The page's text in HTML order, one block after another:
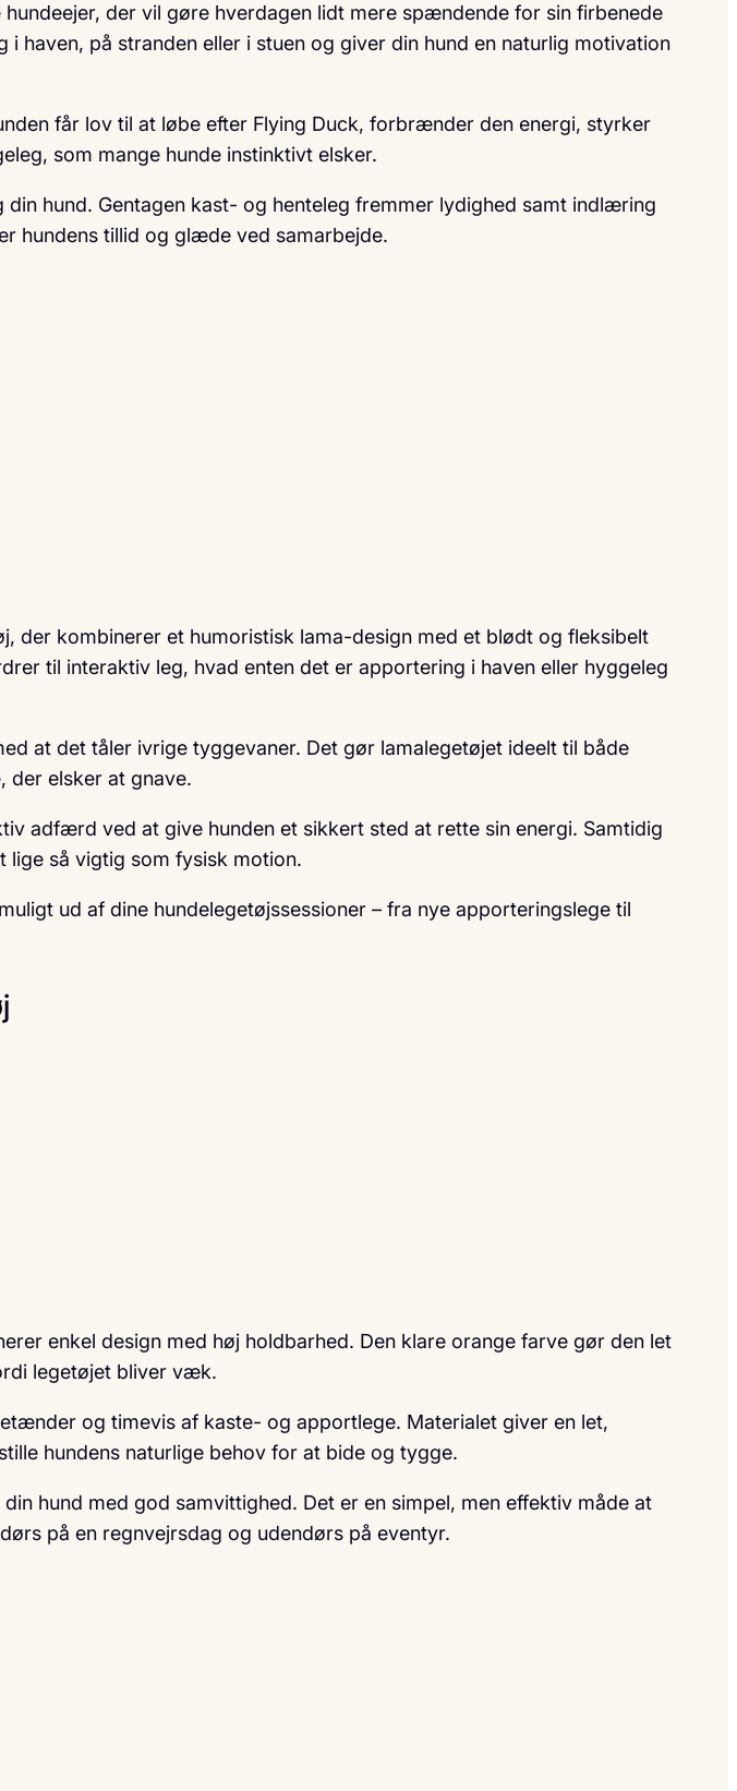
der vil gøre hverdagen lidt mere spændende for sin firbenede
på stranden eller i stuen og giver din hund en naturlig motivation
får lov til at løbe efter Flying Duck, forbrænder den energi, styrker
som mange hunde instinktivt elsker.
hund. Gentagen kast- og henteleg fremmer lydighed samt indlæring
hundens tillid og glæde ved samarbejde.
der kombinerer et humoristisk lama-design med et blødt og fleksibelt
til interaktiv leg, hvad enten det er apportering i haven eller hyggeleg
at det tåler ivrige tyggevaner. Det gør lamalegetøjet ideelt til både
der elsker at gnave.
adfærd ved at give hunden et sikkert sted at rette sin energi. Samtidig
lige så vigtig som fysisk motion.
ud af dine hundelegetøjssessioner – fra nye apporteringslege til
enkel design med høj holdbarhed. Den klare orange farve gør den let
legetøjet bliver væk.
og timevis af kaste- og apportlege. Materialet giver en let,
hundens naturlige behov for at bide og tygge.
hund med god samvittighed. Det er en simpel, men effektiv måde at
på en regnvejrsdag og udendørs på eventyr.